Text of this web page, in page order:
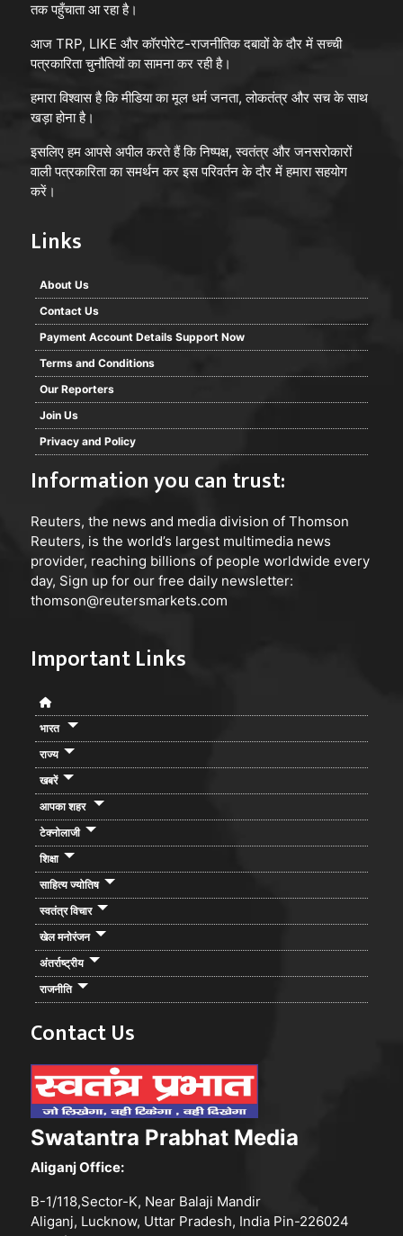
तक पहुँचाता आ रहा है।
आज TRP, LIKE और कॉरपोरेट-राजनीतिक दबावों के दौर में सच्ची
पत्रकारिता चुनौतियों का सामना कर रही है।
हमारा विश्वास है कि मीडिया का मूल धर्म जनता, लोकतंत्र और सच के साथ
खड़ा होना है।
इसलिए हम आपसे अपील करते हैं कि निष्पक्ष, स्वतंत्र और जनसरोकारों
वाली पत्रकारिता का समर्थन कर इस परिवर्तन के दौर में हमारा सहयोग
करें।
Links
About Us
Contact Us
Payment Account Details Support Now
Terms and Conditions
Our Reporters
Join Us
Privacy and Policy
Information you can trust:
Reuters, the news and media division of Thomson
Reuters, is the world’s largest multimedia news
provider, reaching billions of people worldwide every
day, Sign up for our free daily newsletter:
thomson@reutersmarkets.com
Important Links
भारत
राज्य
खबरें
आपका शहर
टेक्नोलाजी
शिक्षा
साहित्य ज्योतिष
स्वतंत्र विचार
खेल मनोरंजन
अंतर्राष्ट्रीय
राजनीति
Contact Us
Swatantra Prabhat Media
Aliganj Office:
B-1/118,Sector-K, Near Balaji Mandir
Aliganj, Lucknow, Uttar Pradesh, India Pin-226024